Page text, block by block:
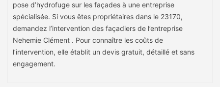
pose d’hydrofuge sur les façades à une entreprise
spécialisée. Si vous êtes propriétaires dans le 23170,
demandez l’intervention des façadiers de l’entreprise
Nehemie Clément . Pour connaître les coûts de
l’intervention, elle établit un devis gratuit, détaillé et sans
engagement.